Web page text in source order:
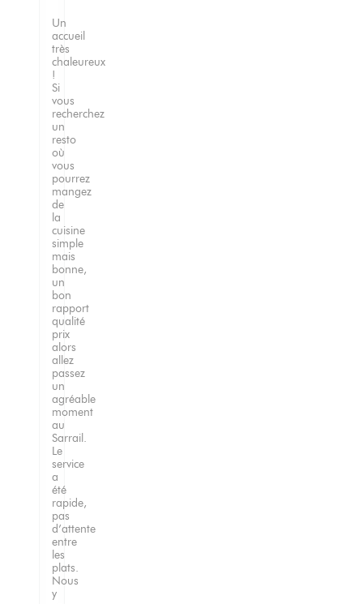
Un
accueil
très
chaleureux
!
Si
vous
recherchez
un
resto
où
vous
pourrez
mangez
de
la
cuisine
simple
mais
bonne,
un
bon
rapport
qualité
prix
alors
allez
passez
un
agréable
moment
au
Sarrail.
Le
service
a
été
rapide,
pas
d’attente
entre
les
plats.
Nous
y